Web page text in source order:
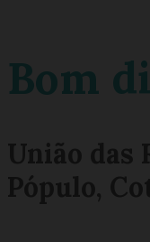
Bom